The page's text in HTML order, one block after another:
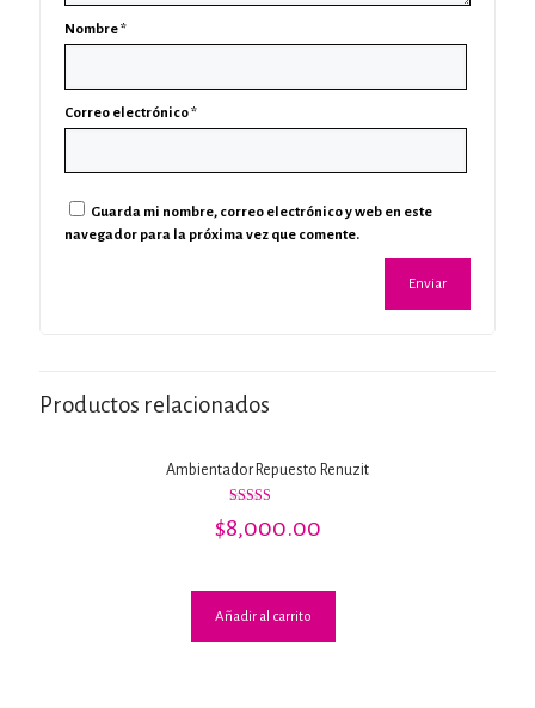
Nombre*
Correo electrónico*
Guarda mi nombre, correo electrónico y web en este
navegador para la próxima vez que comente.
Productos relacionados
Ambientador Repuesto Renuzit
5.00
$8,000.00
Añadir al carrito